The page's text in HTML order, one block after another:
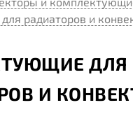
радиаторов и
ДЛЯ
И